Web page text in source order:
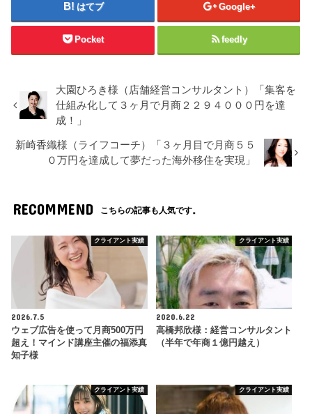
はてブ Google+
Pocket feedly
大園ひろき様（店舗経営コンサルタント）「集客を
仕組み化して３ヶ月で月商２２９４０００円を達
成！」
新崎香織様（ライフコーチ）「３ヶ月目で月商５５
０万円を達成して夢だった海外移住を実現」
RECOMMEND こちらの記事も人気です。
クライアント実績
2026.7.5
ウェブ広告を使って月商500万円
超え！マインド講座主催の福添真
知子様
クライアント実績
2020.6.22
高橋邦欣様：経営コンサルタント
（半年で年商１億円越え）
クライアント実績 クライアント実績